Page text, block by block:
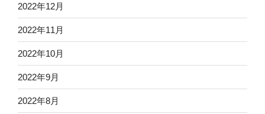
2022年12月
2022年11月
2022年10月
2022年9月
2022年8月